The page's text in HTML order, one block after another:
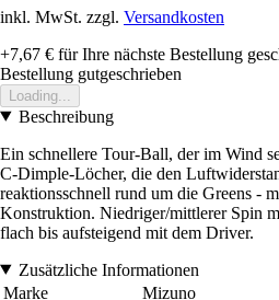
inkl. MwSt. zzgl. Versandkosten
+7,67 € für Ihre nächste Bestellung
Bestellung gutgeschrieben
Loading...
Beschreibung
Ein schnellere Tour-Ball, der im Wind
C-Dimple-Löcher, die den
reaktionsschnell rund um die Greens -
Konstruktion. Niedriger/mittlerer Spin
flach bis aufsteigend mit dem Driver.
Zusätzliche Informationen
Marke
Mizuno